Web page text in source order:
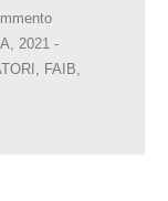
, 2021 -
, FAIB,